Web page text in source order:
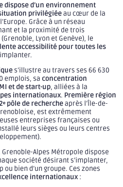
dispose d’un environnement
privilégiéeau cœur de la
Grâce à un réseau
et la proximité de trois
Lyon et Genève), le
accessibilité pour toutes les
s’illustre au travers ses 66 630
emplois, sa concentration
et de start-up, alliées à la
internationaux. Première région
pôle de rechercheaprès l’Île-de-
est extrêmement
entreprises françaises ou
leurs sièges ou leurs centres
Grenoble-Alpes Métropole dispose
société désirant s’implanter,
ou bien d’un groupe. Ces zones
internationaux :